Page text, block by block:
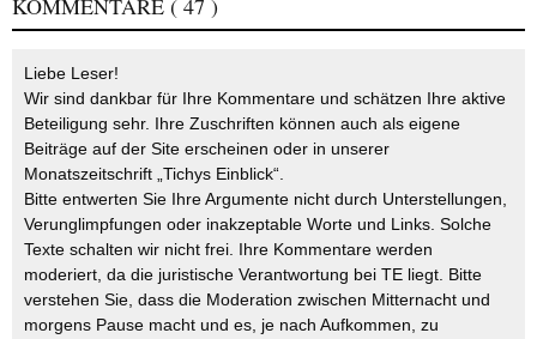
KOMMENTARE ( 47 )
Liebe Leser!
Wir sind dankbar für Ihre Kommentare und schätzen Ihre aktive
Beteiligung sehr. Ihre Zuschriften können auch als eigene
Beiträge auf der Site erscheinen oder in unserer
Monatszeitschrift „Tichys Einblick“.
Bitte entwerten Sie Ihre Argumente nicht durch Unterstellungen,
Verunglimpfungen oder inakzeptable Worte und Links. Solche
Texte schalten wir nicht frei. Ihre Kommentare werden
moderiert, da die juristische Verantwortung bei TE liegt. Bitte
verstehen Sie, dass die Moderation zwischen Mitternacht und
morgens Pause macht und es, je nach Aufkommen, zu